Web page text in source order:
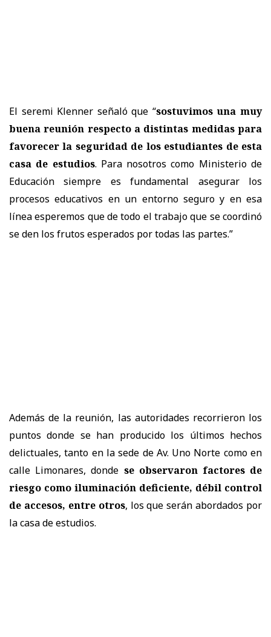
El seremi Klenner señaló que “sostuvimos una muy
buena reunión respecto a distintas medidas para
favorecer la seguridad de los estudiantes de esta
casa de estudios. Para nosotros como Ministerio de
Educación siempre es fundamental asegurar los
procesos educativos en un entorno seguro y en esa
línea esperemos que de todo el trabajo que se coordinó
se den los frutos esperados por todas las partes.”
Además de la reunión, las autoridades recorrieron los
puntos donde se han producido los últimos hechos
delictuales, tanto en la sede de Av. Uno Norte como en
calle Limonares, donde se observaron factores de
riesgo como iluminación deficiente, débil control
de accesos, entre otros, los que serán abordados por
la casa de estudios.